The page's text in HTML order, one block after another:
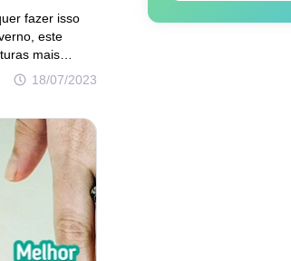
18/07/2023
fazer isso
este
mais
que são
como
força para
Prepare-se
seus pés